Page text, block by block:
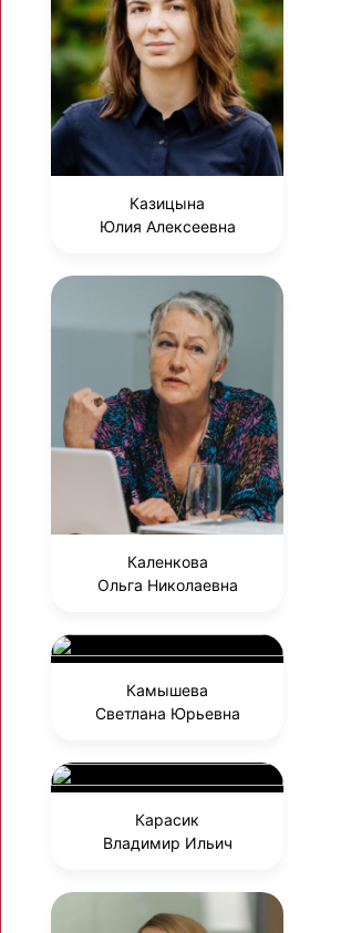
Казицына
Юлия Алексеевна
Каленкова
Ольга Николаевна
Камышева
Светлана Юрьевна
Карасик
Владимир Ильич